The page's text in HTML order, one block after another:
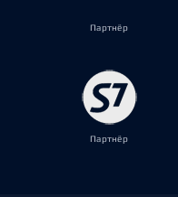
Партнёр
Партнёр